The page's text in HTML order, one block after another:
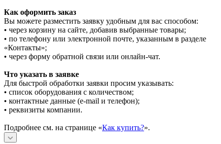
Как оформить заказ
Вы можете разместить заявку удобным для вас способом:
• через корзину на сайте, добавив выбранные товары;
• по телефону или электронной почте, указанным в разделе
«Контакты»;
• через форму обратной связи или онлайн-чат.
Что указать в заявке
Для быстрой обработки заявки просим указывать:
• список оборудования с количеством;
• контактные данные (e-mail и телефон);
• реквизиты компании.
Подробнее см. на странице «Как купить?».